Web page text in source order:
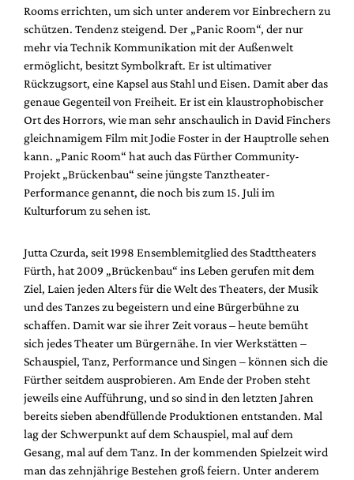
Rooms errichten, um sich unter anderem vor Einbrechern zu
schützen. Tendenz steigend. Der „Panic Room“, der nur
mehr via Technik Kommunikation mit der Außenwelt
ermöglicht, besitzt Symbolkraft. Er ist ultimativer
Rückzugsort, eine Kapsel aus Stahl und Eisen. Damit aber das
genaue Gegenteil von Freiheit. Er ist ein klaustrophobischer
Ort des Horrors, wie man sehr anschaulich in David Finchers
gleichnamigem Film mit Jodie Foster in der Hauptrolle sehen
kann. „Panic Room“ hat auch das Fürther Community-
Projekt „Brückenbau“ seine jüngste Tanztheater-
Performance genannt, die noch bis zum 15. Juli im
Kulturforum zu sehen ist.
Jutta Czurda, seit 1998 Ensemblemitglied des Stadttheaters
Fürth, hat 2009 „Brückenbau“ ins Leben gerufen mit dem
Ziel, Laien jeden Alters für die Welt des Theaters, der Musik
und des Tanzes zu begeistern und eine Bürgerbühne zu
schaffen. Damit war sie ihrer Zeit voraus – heute bemüht
sich jedes Theater um Bürgernähe. In vier Werkstätten –
Schauspiel, Tanz, Performance und Singen – können sich die
Fürther seitdem ausprobieren. Am Ende der Proben steht
jeweils eine Aufführung, und so sind in den letzten Jahren
bereits sieben abendfüllende Produktionen entstanden. Mal
lag der Schwerpunkt auf dem Schauspiel, mal auf dem
Gesang, mal auf dem Tanz. In der kommenden Spielzeit wird
man das zehnjährige Bestehen groß feiern. Unter anderem